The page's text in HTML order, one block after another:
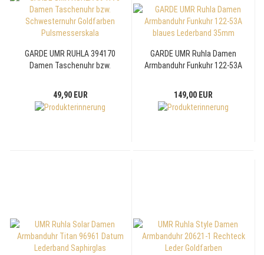
GARDE UMR RUHLA 394170
Damen Taschenuhr bzw.
49,90 EUR
GARDE UMR Ruhla Damen
Armbanduhr Funkuhr 122-53A
149,00 EUR